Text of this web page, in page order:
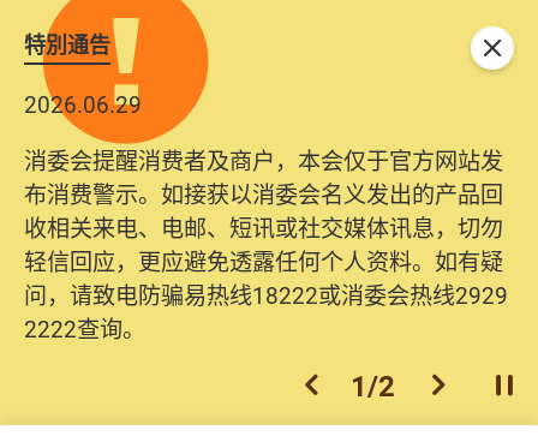
特別通告
2026.06.29
消委会提醒消费者及商户，本会仅于官方网站发
布消费警示。如接获以消委会名义发出的产品回
收相关来电、电邮、短讯或社交媒体讯息，切勿
轻信回应，更应避免透露任何个人资料。如有疑
问，请致电防骗易热线18222或消委会热线2929
2222查询。
上一个
1/2 下一个开
关闭